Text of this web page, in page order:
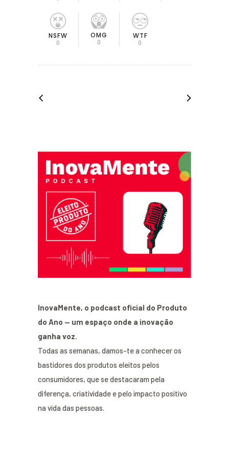
NSFW
0
OMG
0
WTF
0
InovaMente, o podcast oficial do Produto
do Ano — um espaço onde a inovação
ganha voz.
Todas as semanas, damos-te a conhecer os
bastidores dos produtos eleitos pelos
consumidores, que se destacaram pela
diferença, criatividade e pelo impacto positivo
na vida das pessoas.